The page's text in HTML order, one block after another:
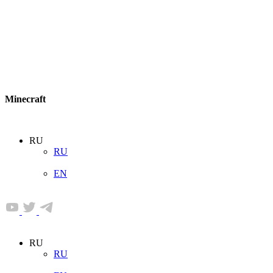
Minecraft
RU
RU
EN
RU
RU